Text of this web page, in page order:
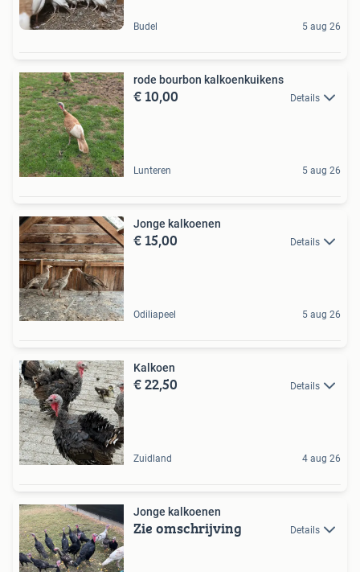
Budel 5 aug 26
rode bourbon kalkoenkuikens
€ 10,00 Details
Lunteren 5 aug 26
Jonge kalkoenen
€ 15,00 Details
Odiliapeel 5 aug 26
Kalkoen
€ 22,50 Details
Zuidland 4 aug 26
Jonge kalkoenen
Zie omschrijving Details